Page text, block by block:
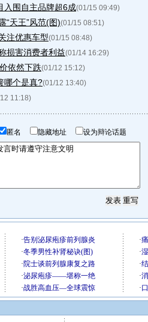
入围自主品牌超6成(01/15 09:49)
“天王”风范(图)(01/15 08:51)
注优惠车型(01/15 08:48)
损害消费者利益(01/14 16:29)
依然下跌(01/12 15:12)
哪个是真?(01/12 13:40)
11:18)
匿名 隐藏地址 设为辩论话题